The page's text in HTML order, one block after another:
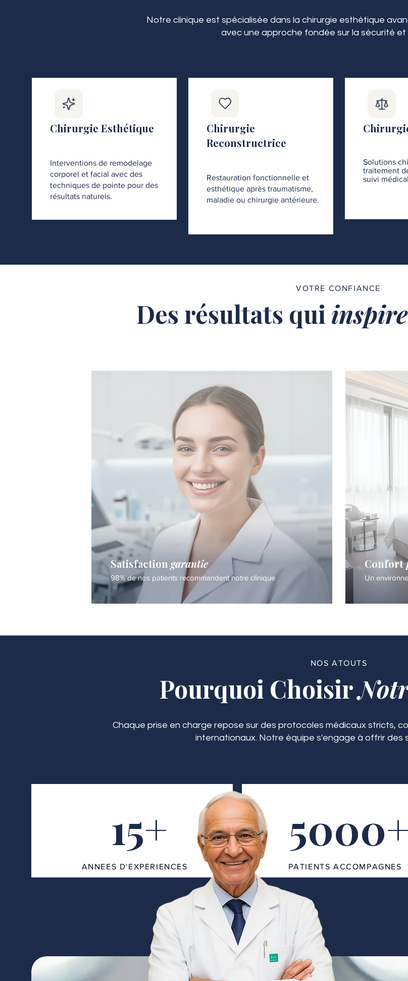
Notre clinique est spécialisée dans la chirurgie esthétique
avec une approche fondée sur la sécurité et
Chirurgie Esthétique
Interventions de remodelage
corporel et facial avec des
techniques de pointe pour des
résultats naturels.
Chirurgie
Reconstructrice
Restauration fonctionnelle et
esthétique après traumatisme,
maladie ou chirurgie antérieure.
Solutions
traitement
suivi
VOTRE CONFIANCE
Des résultats qui
Satisfaction garantie
98% de nos patients recommandent notre clinique
Confort
Un
NOS ATOUTS
Pourquoi Choisir
Chaque prise en charge repose sur des protocoles médicaux stricts,
internationaux. Notre équipe s'engage à offrir des
15+
ANNEES D'EXPERIENCES
5000+
PATIENTS ACCOMPAGNES